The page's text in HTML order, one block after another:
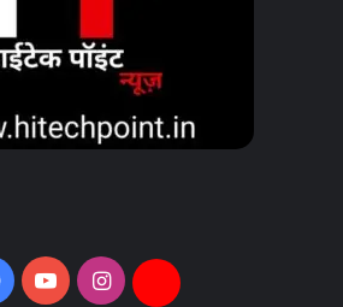
Facebook
YouTubeInstagramDaily